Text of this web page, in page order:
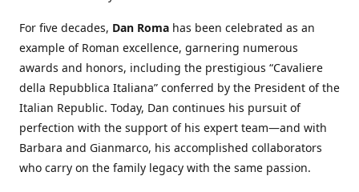
For five decades, Dan Roma has been celebrated as an
example of Roman excellence, garnering numerous
awards and honors, including the prestigious “Cavaliere
della Repubblica Italiana” conferred by the President of the
Italian Republic. Today, Dan continues his pursuit of
perfection with the support of his expert team—and with
Barbara and Gianmarco, his accomplished collaborators
who carry on the family legacy with the same passion.